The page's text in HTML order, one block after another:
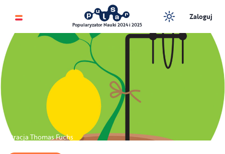
Popularyzator Nauki 2024 i 2025
Zaloguj
Ilustracja Thomas Fuchs